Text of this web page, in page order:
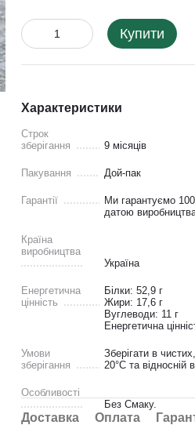
Купити
Характеристики
Строк
зберігання
9 місяців
Пакування Дой-пак
Гарантії
Ми гарантуємо
датою
Країна
виробництва
Україна
Енергетична
цінність
Білки: 52,9 г
Жири: 17,6 г
Вуглеводи: 11 г
Енергетична
Умови
зберігання
Зберігати в
20°C та відносній
Особливості
Без Смаку.
Доставка Оплата